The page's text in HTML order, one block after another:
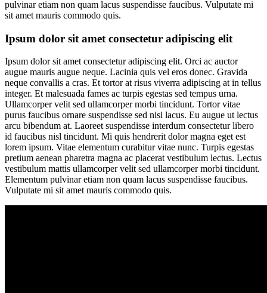
pulvinar etiam non quam lacus suspendisse faucibus. Vulputate mi
sit amet mauris commodo quis.
Ipsum dolor sit amet consectetur adipiscing elit
Ipsum dolor sit amet consectetur adipiscing elit. Orci ac auctor
augue mauris augue neque. Lacinia quis vel eros donec. Gravida
neque convallis a cras. Et tortor at risus viverra adipiscing at in tellus
integer. Et malesuada fames ac turpis egestas sed tempus urna.
Ullamcorper velit sed ullamcorper morbi tincidunt. Tortor vitae
purus faucibus ornare suspendisse sed nisi lacus. Eu augue ut lectus
arcu bibendum at. Laoreet suspendisse interdum consectetur libero
id faucibus nisl tincidunt. Mi quis hendrerit dolor magna eget est
lorem ipsum. Vitae elementum curabitur vitae nunc. Turpis egestas
pretium aenean pharetra magna ac placerat vestibulum lectus. Lectus
vestibulum mattis ullamcorper velit sed ullamcorper morbi tincidunt.
Elementum pulvinar etiam non quam lacus suspendisse faucibus.
Vulputate mi sit amet mauris commodo quis.